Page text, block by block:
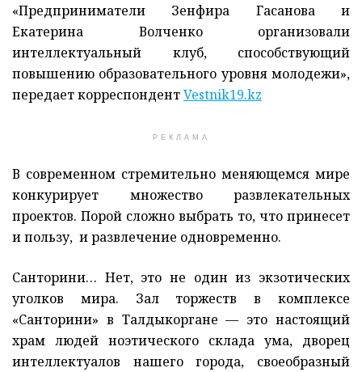
«Предприниматели Зенфира Гасанова и
Екатерина Волченко организовали
интеллектуальный клуб, способствующий
повышению образовательного уровня молодежи»,
передает корреспондентVestnik19.kz
РЕКЛАМА
В современном стремительно меняющемся мире
конкурирует множество развлекательных
проектов. Порой сложно выбрать то, что принесет
и пользу, и развлечение одновременно.
Санторини… Нет, это не один из экзотических
уголков мира. Зал торжеств в комплексе
«Санторини» в Талдыкоргане — это настоящий
храм людей ноэтического склада ума, дворец
интеллектуалов нашего города, своеобразный